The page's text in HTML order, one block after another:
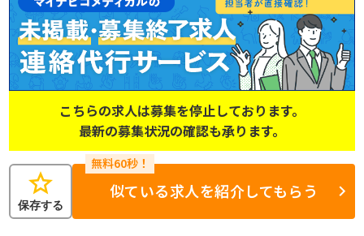
こちらの求人は募集を停止しております。
最新の募集状況の確認も承ります。
star
保存する
似ている求人を紹介してもらう